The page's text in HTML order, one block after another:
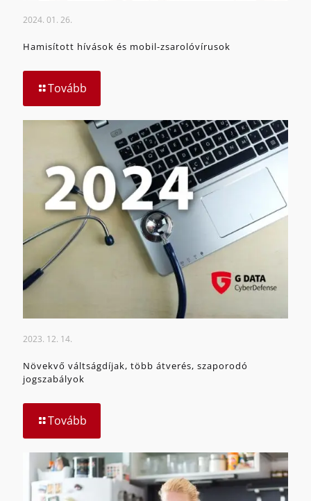
2024. 01. 26.
Hamisított hívások és mobil-zsarolóvírusok
Tovább
2023. 12. 14.
Növekvő váltságdíjak, több átverés, szaporodó
jogszabályok
Tovább